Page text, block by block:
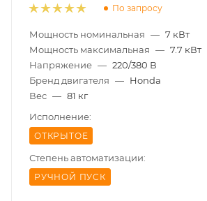
По запросу
Мощность номинальная — 7 кВт
Мощность максимальная — 7.7 кВт
Напряжение — 220/380 В
Бренд двигателя — Honda
Вес — 81 кг
Исполнение:
ОТКРЫТОЕ
Степень автоматизации:
РУЧНОЙ ПУСК